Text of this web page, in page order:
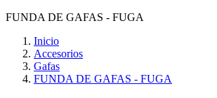
FUNDA DE GAFAS - FUGA
Inicio
Accesorios
Gafas
FUNDA DE GAFAS - FUGA